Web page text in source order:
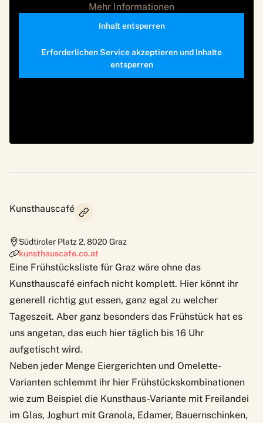
Mehr Informationen
Inhalt entsperren
Erforderlichen Service akzeptieren und Inhalte
entsperren
Kunsthauscafé
Südtiroler Platz 2,8020 Graz
kunsthauscafe.co.at
Eine Frühstücksliste für Graz wäre ohne das
Kunsthauscafé einfach nicht komplett. Hier könnt ihr
generell richtig gut essen, ganz egal zu welcher
Tageszeit. Aber ganz besonders das Frühstück hat es
uns angetan, das euch hier täglich bis 16 Uhr
aufgetischt wird.
Neben jeder Menge Eiergerichten und Omelette-
Varianten schlemmt ihr hier Frühstückskombinationen
wie zum Beispiel die Kunsthaus-Variante mit Freilandei
im Glas, Joghurt mit Granola, Edamer, Bauernschinken,